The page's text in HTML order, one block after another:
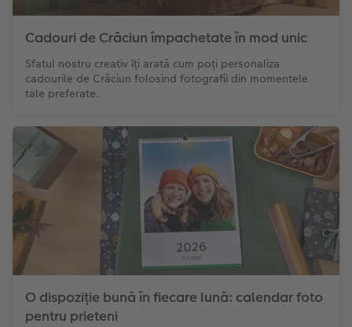
Accesorii
Fotografii retro XXL
Accesorii
Cadouri de Crăciun împachetate în mod unic
Sfatul nostru creativ îți arată cum poți personaliza
cadourile de Crăciun folosind fotografii din momentele
tale preferate.
O dispoziție bună în fiecare lună: calendar foto
pentru prieteni